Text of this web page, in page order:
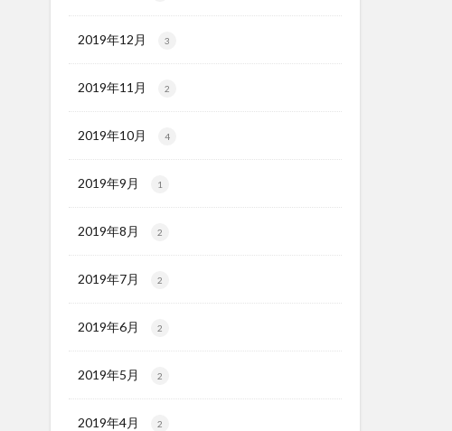
2019年12月 3
2019年11月 2
2019年10月 4
2019年9月 1
2019年8月 2
2019年7月 2
2019年6月 2
2019年5月 2
2019年4月 2